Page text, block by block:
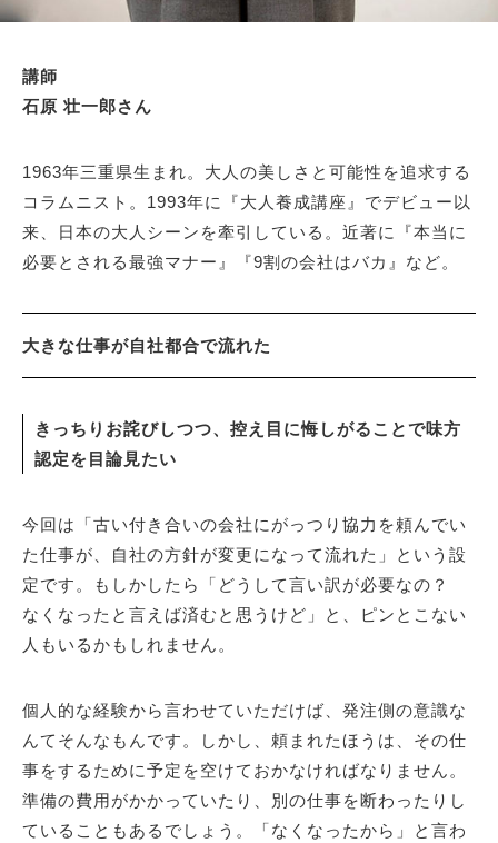
講師
石原 壮一郎さん
1963年三重県生まれ。大人の美しさと可能性を追求する
コラムニスト。1993年に『大人養成講座』でデビュー以
来、日本の大人シーンを牽引している。近著に『本当に
必要とされる最強マナー』『9割の会社はバカ』など。
大きな仕事が自社都合で流れた
きっちりお詫びしつつ、控え目に悔しがることで味方
認定を目論見たい
今回は「古い付き合いの会社にがっつり協力を頼んでい
た仕事が、自社の方針が変更になって流れた」という設
定です。もしかしたら「どうして言い訳が必要なの？
なくなったと言えば済むと思うけど」と、ピンとこない
人もいるかもしれません。
個人的な経験から言わせていただけば、発注側の意識な
んてそんなもんです。しかし、頼まれたほうは、その仕
事をするために予定を空けておかなければなりません。
準備の費用がかかっていたり、別の仕事を断わったりし
ていることもあるでしょう。「なくなったから」と言わ